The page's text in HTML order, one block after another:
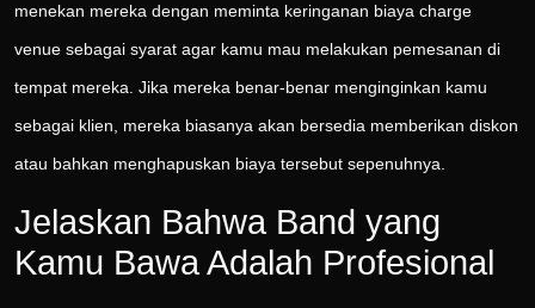
menekan mereka dengan meminta keringanan biaya charge
venue sebagai syarat agar kamu mau melakukan pemesanan di
tempat mereka. Jika mereka benar-benar menginginkan kamu
sebagai klien, mereka biasanya akan bersedia memberikan diskon
atau bahkan menghapuskan biaya tersebut sepenuhnya.
Jelaskan Bahwa Band yang
Kamu Bawa Adalah Profesional